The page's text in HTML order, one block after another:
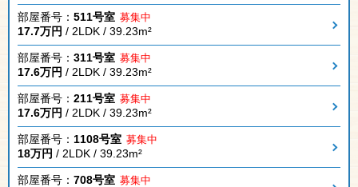
部屋番号： 511号室 募集中
17.7万円 / 2LDK / 39.23m²
部屋番号： 311号室 募集中
17.6万円 / 2LDK / 39.23m²
部屋番号： 211号室 募集中
17.6万円 / 2LDK / 39.23m²
部屋番号： 1108号室 募集中
18万円 / 2LDK / 39.23m²
部屋番号： 708号室 募集中